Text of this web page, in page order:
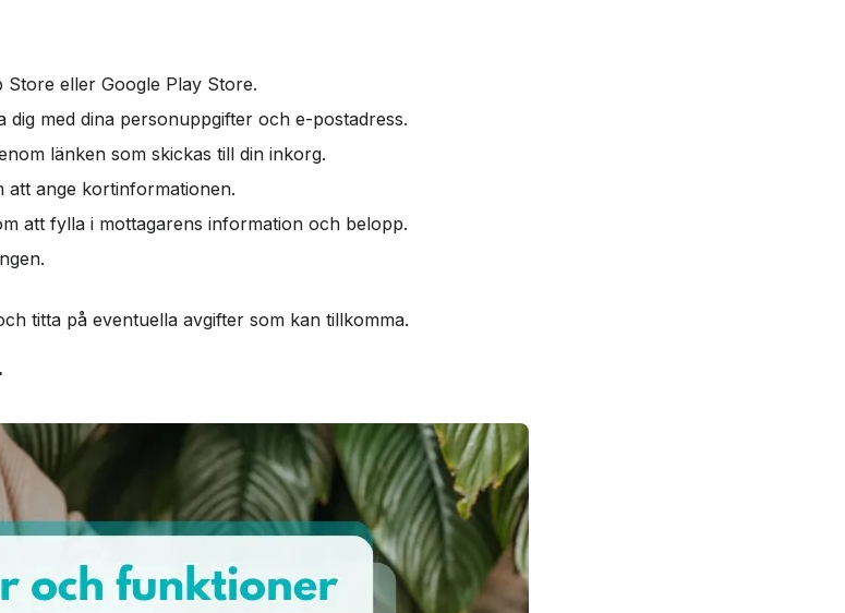
eller Google Play Store.
med dina personuppgifter och e-postadress.
länken som skickas till din inkorg.
att ange kortinformationen.
att fylla i mottagarens information och belopp.
titta på eventuella avgifter som kan tillkomma.